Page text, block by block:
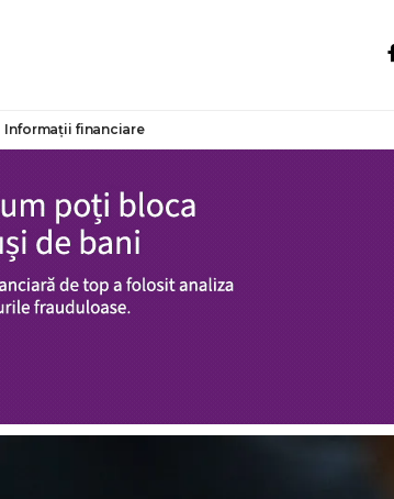
Informații financiare